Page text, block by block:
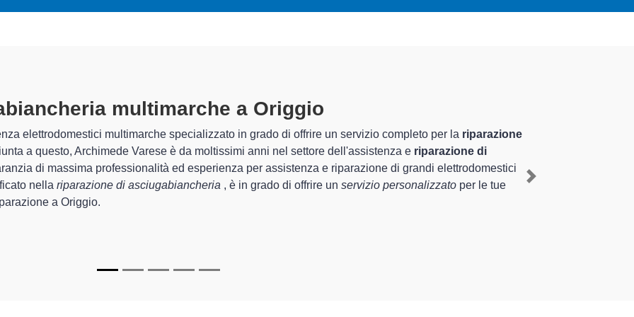
Multimarche A Origgio
Varese sono in grado di garantire al cliente esperienza pluriennale nel territorio di Origgio e provincia per
e lariparazione della tua asciugabiancheria a Origgio, mediante il ripristino rapido del corretto
di Archimede Varese sono in grado di fornire interventi di diverse tipologie sugli elettrodomestici da riparare per
Next